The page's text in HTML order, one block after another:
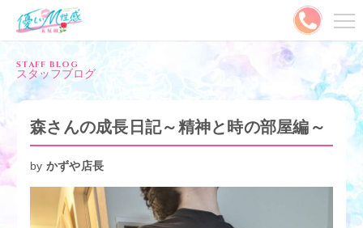
MENU
ご予約はこちら
出勤情報
料金システム 写メ日記
STAFF BLOG
スタッフブログ
森さんの成長日記～精神と時の部屋編～
by かずや店長